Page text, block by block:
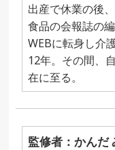
出産で休業の後
食品の会報誌の編
WEBに転身し介
12年。その間、
在に至る。
監修者：かんだ